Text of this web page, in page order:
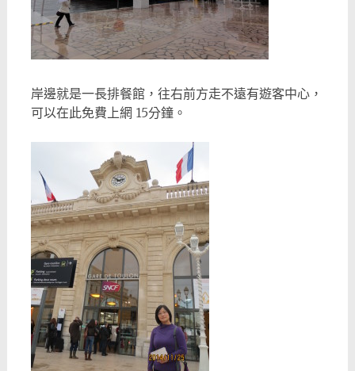
岸邊就是一長排餐館，往右前方走不遠有遊客中心，
可以在此免費上網 15分鐘。